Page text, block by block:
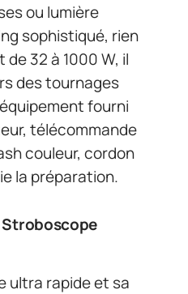
ou lumière
sophistiqué, rien
32 à 1000 W, il
des tournages
fourni
télécommande
couleur, cordon
la préparation.
ultra rapide et sa